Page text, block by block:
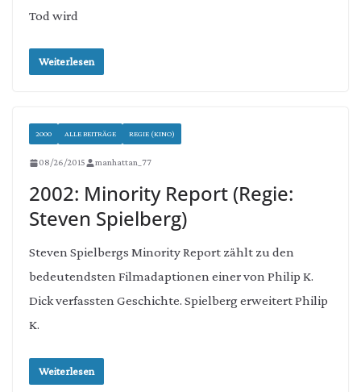
Tod wird
Weiterlesen
2000 ALLE BEITRÄGE REGIE (KINO)
08/26/2015 manhattan_77
2002: Minority Report (Regie:
Steven Spielberg)
Steven Spielbergs Minority Report zählt zu den
bedeutendsten Filmadaptionen einer von Philip K.
Dick verfassten Geschichte. Spielberg erweitert Philip
K.
Weiterlesen